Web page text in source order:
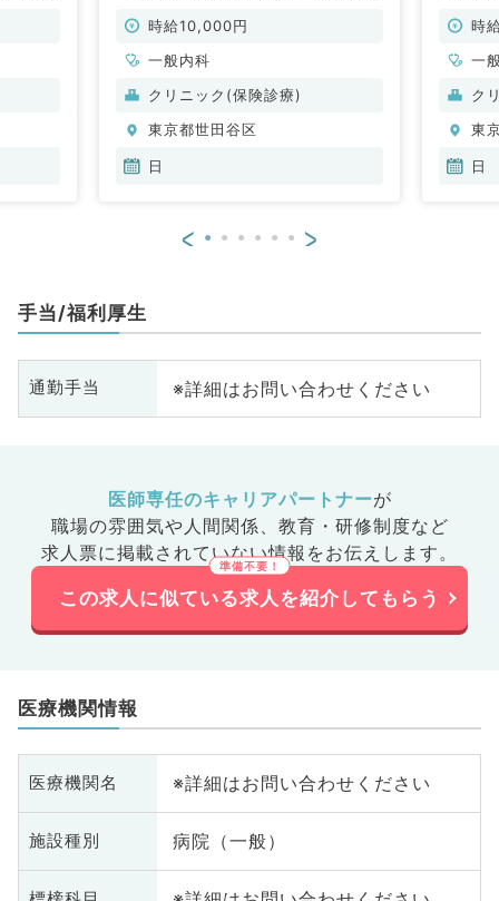
非常勤）
時給10,000円
一般内科
クリニック(保険診療)
東京都世田谷区
日
常勤）
時
一
ク
東
日
< >
手当/福利厚生
通勤手当 ※詳細はお問い合わせください
医師専任のキャリアパートナーが
職場の雰囲気や人間関係、 教育・研修制度など
求人票に掲載されていない情報をお伝えします。
この求人に似ている求人を紹介してもらう
医療機関情報
医療機関名 ※詳細はお問い合わせください
施設種別 病院（一般）